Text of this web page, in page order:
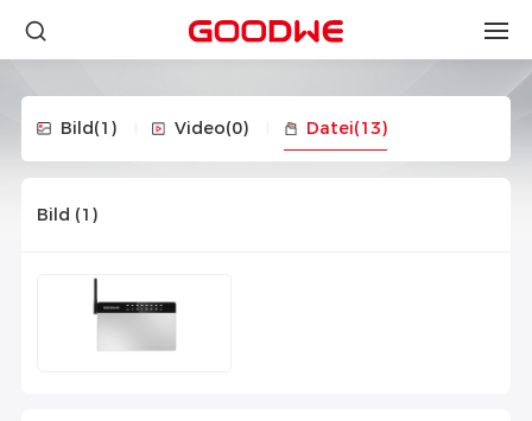
Bild(1) Video(0) Datei(13)
Bild (1 )